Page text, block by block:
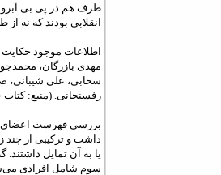
طرف هم در پی بی آبرو
انقلابی بودند که نه
مهدی بازرگان،
سحابی، علی شیبانی،
رفسنجانی. (منبع: کتاب
بررسی فهرست اعضای
داشت و ترکیبی از
یا به آن تمایل
سوم شامل افرادی می‌شد